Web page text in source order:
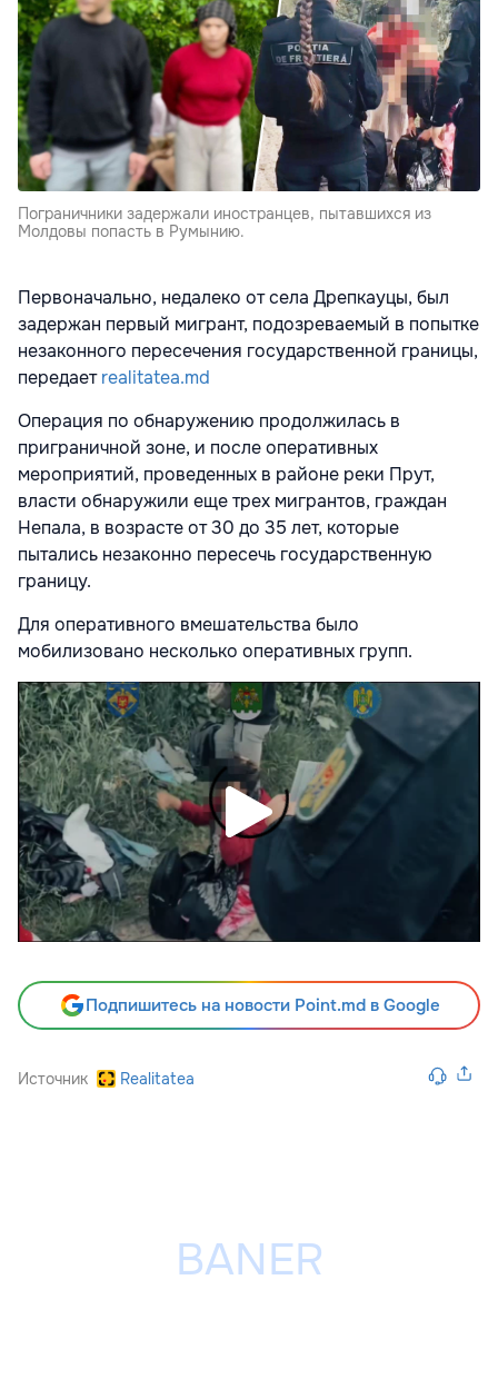
Пограничники задержали иностранцев, пытавшихся из
Молдовы попасть в Румынию.
Первоначально, недалеко от села Дрепкауцы, был
задержан первый мигрант, подозреваемый в попытке
незаконного пересечения государственной границы,
передаетrealitatea.md
Операция по обнаружению продолжилась в
приграничной зоне, и после оперативных
мероприятий, проведенных в районе реки Прут,
власти обнаружили еще трех мигрантов, граждан
Непала, в возрасте от 30 до 35 лет, которые
пытались незаконно пересечь государственную
границу.
Для оперативного вмешательства было
мобилизовано несколько оперативных групп.
Подпишитесь на новости Point.md в Google
Источник Realitatea